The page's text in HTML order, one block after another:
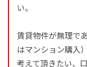
い。
賃貸物件が無理で
はマンション購入
考えて頂きたい、